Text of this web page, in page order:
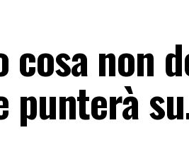
cosa non
punterà